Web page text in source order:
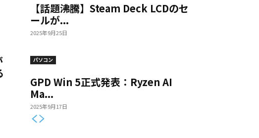
【話題沸騰】Steam Deck LCDのセ
ールが...
2025年9月25日
パソコン
GPD Win 5正式発表：Ryzen AI
Ma...
2025年9月17日